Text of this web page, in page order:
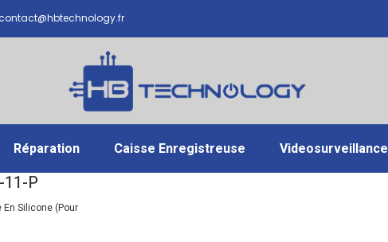
Réparation Caisse Enregistreuse Videosurveillance
P
En Silicone (pour